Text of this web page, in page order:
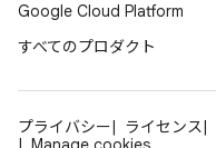
Google Cloud Platform
すべてのプロダクト
プライバシー ライセンス